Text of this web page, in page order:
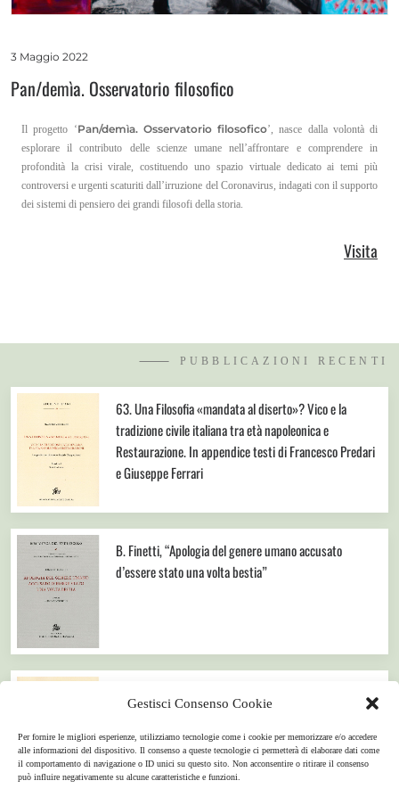
Gestisci Consenso Cookie
Per fornire le migliori esperienze, utilizziamo tecnologie come i cookie per memorizzare e/o accedere
alle informazioni del dispositivo. Il consenso a queste tecnologie ci permetterà di elaborare dati come
il comportamento di navigazione o ID unici su questo sito. Non acconsentire o ritirare il consenso
può influire negativamente su alcune caratteristiche e funzioni.
3 Maggio 2022
Pan/demìa. Osservatorio filosofico
Il progetto ‘Pan/demìa. Osservatorio filosofico’, nasce dalla volontà di
esplorare il contributo delle scienze umane nell’affrontare e comprendere in
profondità la crisi virale, costituendo uno spazio virtuale dedicato ai temi più
controversi e urgenti scaturiti dall’irruzione del Coronavirus, indagati con il supporto
dei sistemi di pensiero dei grandi filosofi della storia.
Visita
⸻ PUBBLICAZIONI RECENTI
63. Una Filosofia «mandata al diserto»? Vico e la
tradizione civile italiana tra età napoleonica e
Restaurazione. In appendice testi di Francesco Predari
e Giuseppe Ferrari
B. Finetti, “Apologia del genere umano accusato
d’essere stato una volta bestia”
tra teoria e metodo d’indagine.